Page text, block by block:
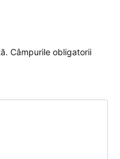
Câmpurile obligatorii